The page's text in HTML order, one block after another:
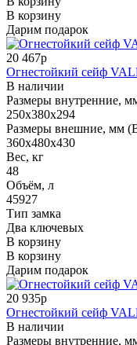
В корзину
Дарим подарок
20 467р
Огнестойкий сейф
В наличии
Размеры внутренние,
250x380x294
Размеры внешние, мм
360x480x430
Вес, кг
48
Объём, л
45927
Тип замка
Два ключевых
В корзину
В корзину
Дарим подарок
20 935р
Огнестойкий сейф
В наличии
Размеры внутренние,